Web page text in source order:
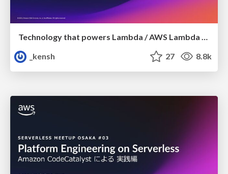
_kensh
27 8.8k